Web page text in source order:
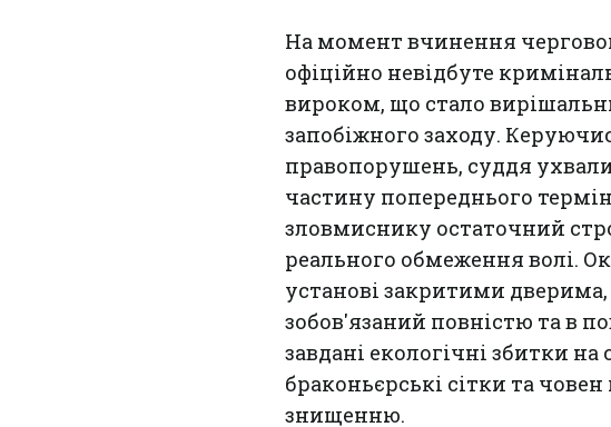
На момент вчинення
офіційно невідбуте
вироком, що стало
запобіжного заходу.
правопорушень, суддя
частину попереднього
зловмиснику остаточний
реального обмеження волі.
установі закритими
зобов'язаний повністю та в
завдані екологічні збитки
браконьєрські сітки та
знищенню.